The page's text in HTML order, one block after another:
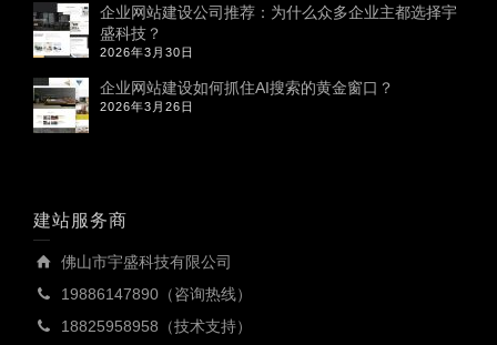
企业网站建设公司推荐：为什么众多企业主都选择宇
盛科技？
2026年3月30日
企业网站建设如何抓住AI搜索的黄金窗口？
2026年3月26日
建站服务商
佛山市宇盛科技有限公司
19886147890（咨询热线）
18825958958（技术支持）